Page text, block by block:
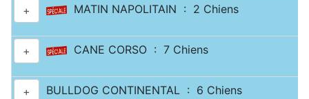
+ MATIN NAPOLITAIN : 2 Chiens
+ CANE CORSO : 7 Chiens
+ BULLDOG CONTINENTAL : 6 Chiens